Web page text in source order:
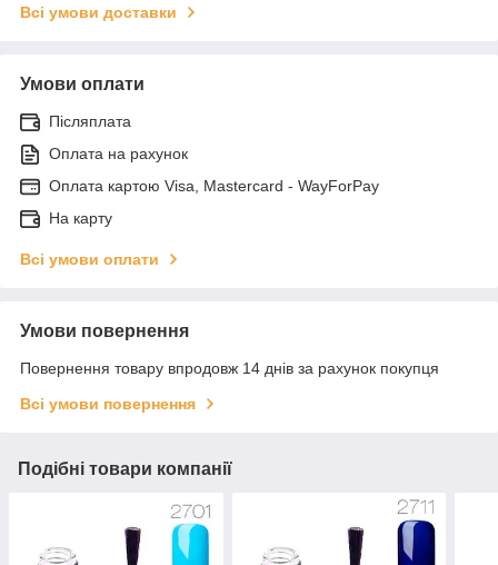
Всі умови доставки
Умови оплати
Післяплата
Оплата на рахунок
Оплата картою Visa, Mastercard - WayForPay
На карту
Всі умови оплати
Умови повернення
Повернення товару впродовж 14 днів за рахунок покупця
Всі умови повернення
Подібні товари компанії